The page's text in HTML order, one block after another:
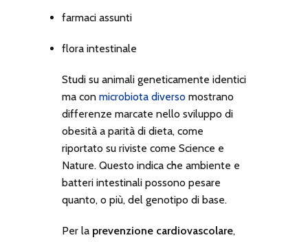
farmaci assunti
flora intestinale
Studi su animali geneticamente identici
ma con microbiota diverso mostrano
differenze marcate nello sviluppo di
obesità a parità di dieta, come
riportato su riviste come Science e
Nature. Questo indica che ambiente e
batteri intestinali possono pesare
quanto, o più, del genotipo di base.
Per la prevenzione cardiovascolare,